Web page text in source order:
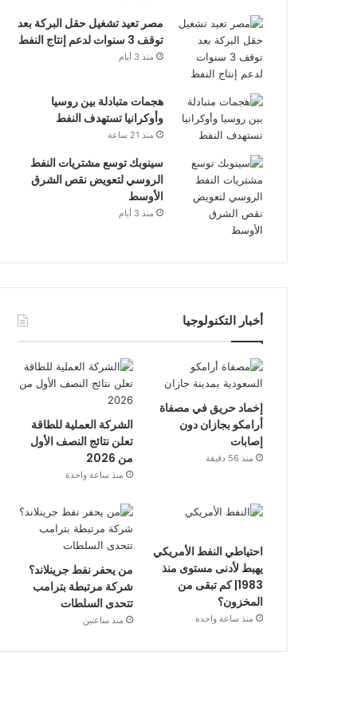
مصر تعيد تشغيل حقل البركة بعد
توقف 3 سنوات لدعم إنتاج النفط
منذ 3 أيام
هجمات متبادلة بين روسيا
وأوكرانيا تستهدف النفط
منذ 21 ساعة
سينوبك توسع مشتريات النفط
الروسي لتعويض نقص الشرق
الأوسط
منذ 3 أيام
أخبار التكنولوجيا
إخماد حريق في مصفاة
أرامكو بجازان دون
إصابات
منذ 56 دقيقة
الشركة العملية للطاقة
تعلن نتائج النصف الأول
من 2026
منذ ساعة واحدة
احتياطي النفط الأمريكي
يهبط لأدنى مستوى منذ
1983| كم تبقى من
المخزون؟
منذ ساعة واحدة
من يحفر نفط جرينلاند؟
شركة مرتبطة بترامب
تتحدى السلطات
منذ ساعتين